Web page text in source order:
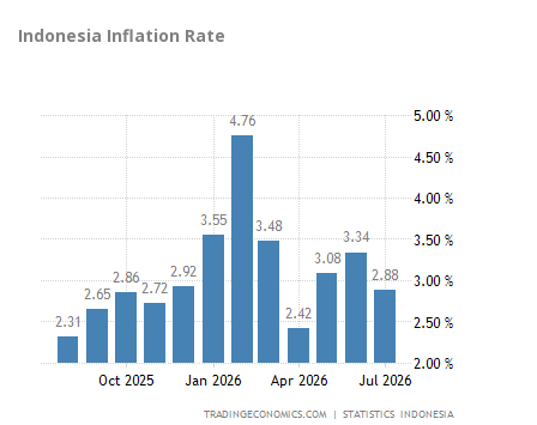
Indonesia Inflation Rate